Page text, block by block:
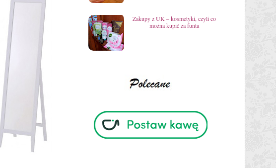
Zakupy z UK – kosmetyki, czyli co
można kupić za funta